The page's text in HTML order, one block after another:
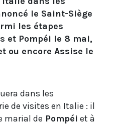
le Saint-Siège
les étapes
et Pompéi le 8 mai,
ou encore Assise le
dans les
de visites en Italie : il
marial de Pompéi et à